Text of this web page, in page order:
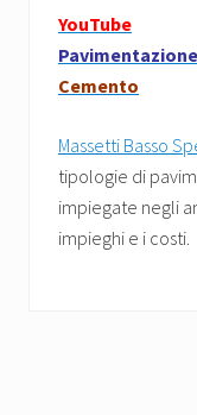
YouTube
Cemento
Massetti Basso
tipologie di
impiegate negli
impieghi e i costi.